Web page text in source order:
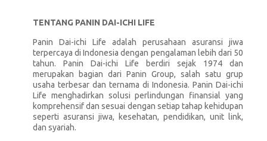
TENTANG PANIN DAI-ICHI LIFE
Panin Dai-ichi Life adalah perusahaan asuransi jiwa
terpercaya di Indonesia dengan pengalaman lebih dari 50
tahun. Panin Dai-ichi Life berdiri sejak 1974 dan
merupakan bagian dari Panin Group, salah satu grup
usaha terbesar dan ternama di Indonesia. Panin Dai-ichi
Life menghadirkan solusi perlindungan finansial yang
komprehensif dan sesuai dengan setiap tahap kehidupan
seperti asuransi jiwa, kesehatan, pendidikan, unit link,
dan syariah.